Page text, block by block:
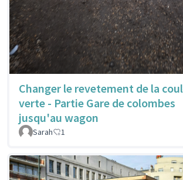
Changer le revetement de la
verte - Partie Gare de colombes
jusqu'au wagon
Sarah 1